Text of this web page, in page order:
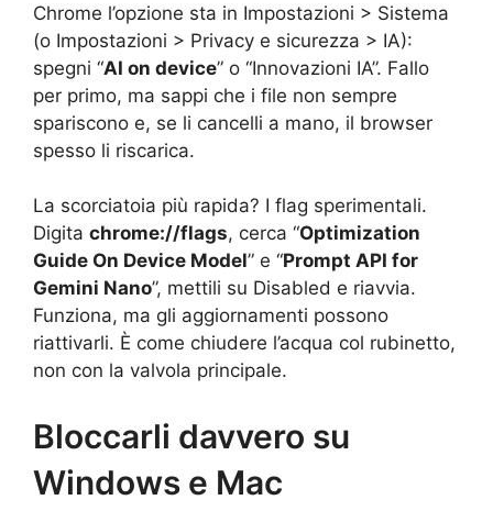
Chrome l’opzione sta in Impostazioni > Sistema
(o Impostazioni > Privacy e sicurezza > IA):
spegni “AI on device” o “Innovazioni IA”. Fallo
per primo, ma sappi che i file non sempre
spariscono e, se li cancelli a mano, il browser
spesso li riscarica.
La scorciatoia più rapida? I flag sperimentali.
Digita chrome://flags, cerca “Optimization
Guide On Device Model” e “Prompt API for
Gemini Nano”, mettili su Disabled e riavvia.
Funziona, ma gli aggiornamenti possono
riattivarli. È come chiudere l’acqua col rubinetto,
non con la valvola principale.
Bloccarli davvero su
Windows e Mac